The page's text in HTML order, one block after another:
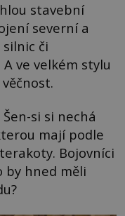
stavební
severní a
či
ve velkém stylu
si si nechá
mají podle
Bojovníci
by hned měli